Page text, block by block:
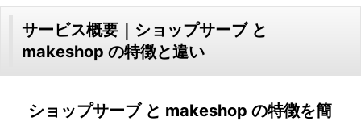
サービス概要｜ショップサーブ と
makeshop の特徴と違い
ショップサーブ と makeshop の特徴を簡